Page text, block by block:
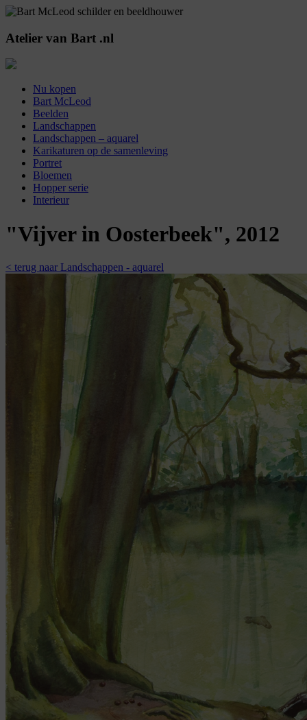
Atelier van Bart .nl
Nu kopen
Bart McLeod
Beelden
Landschappen
Landschappen – aquarel
Karikaturen op de samenleving
Portret
Bloemen
Hopper serie
Interieur
"Vijver in Oosterbeek", 2012
< terug naar Landschappen - aquarel